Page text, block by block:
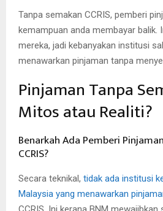
Tanpa semakan CCRIS, pemberi
kemampuan anda membayar balik.
mereka, jadi kebanyakan institusi
menawarkan pinjaman tanpa
Pinjaman Tanpa
Mitos atau Realiti?
Benarkah Ada Pemberi
CCRIS?
Secara teknikal, tidak ada institusi
Malaysia yang menawarkan